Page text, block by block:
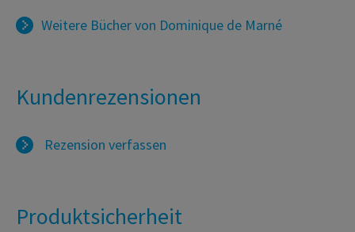
Weitere Bücher von Dominique de Marné
Kundenrezensionen
Rezension verfassen
Produktsicherheit